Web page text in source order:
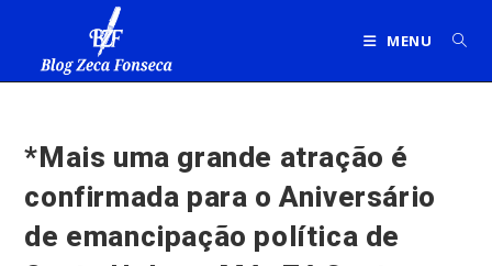
MENU
*Mais uma grande atração é
confirmada para o Aniversário
de emancipação política de